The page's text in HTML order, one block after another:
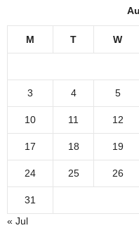
M T W
3 4 5
10 11 12
17 18 19
24 25 26
31
« Jul